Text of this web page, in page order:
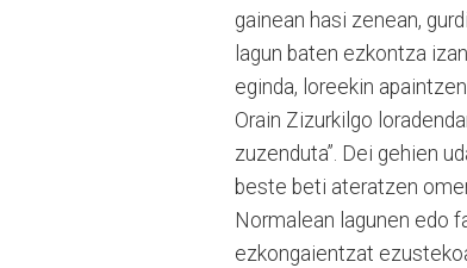
gainean hasi zenean,
lagun baten ezkontza
eginda, loreekin
Orain Zizurkilgo
zuzenduta”. Dei gehien
beste beti ateratzen
Normalean lagunen edo
ezkongaientzat